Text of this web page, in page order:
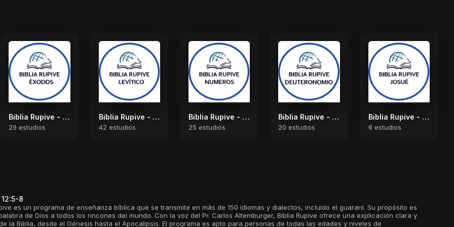
Biblia Rupive - Éxodos
29 estudios
Biblia Rupive - Levítico
42 estudios
Biblia Rupive - Números
25 estudios
Biblia Rupive - Deuteronomio
20 estudios
Biblia Rupive - Josué
6 estudios
8
es un programa de enseñanza bíblica que se transmite en más de 150 idiomas y dialectos, incluido el guaraní. Su propósito es
de Dios a todos los rincones del mundo. Con la voz del Pr. Carlos Altemburger, Biblia Rupive ofrece una explicación clara y
la Biblia, desde el Génesis hasta el Apocalipsis. El programa es apto para personas de todas las edades y niveles de